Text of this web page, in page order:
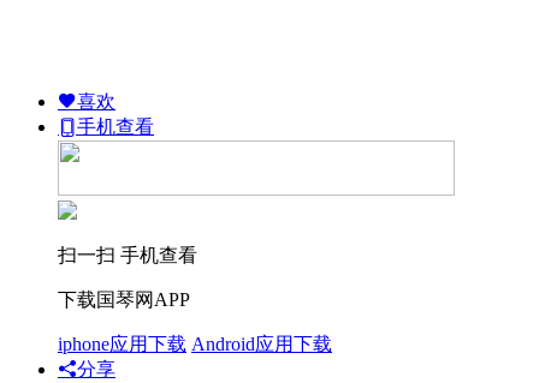
喜欢
手机查看
扫一扫 手机查看
下载国琴网APP
iphone应用下载 Android应用下载
分享